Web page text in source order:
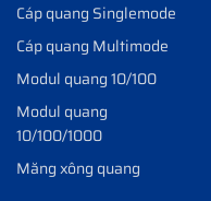
Cáp quang Singlemode
Cáp quang Multimode
Modul quang 10/100
Modul quang
10/100/1000
Măng xông quang